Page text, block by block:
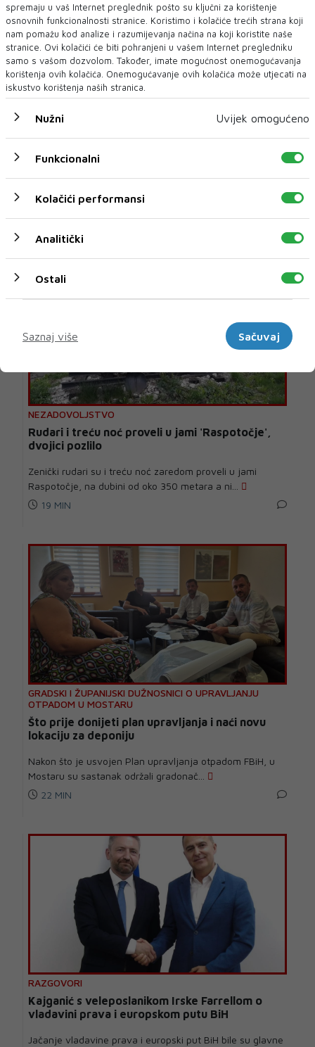
U novom broju pročitajte
BIH
NEZADOVOLJSTVO
Rudari i treću noć proveli u jami 'Raspotočje',
dvojici pozlilo
Zenički rudari su i treću noć zaredom proveli u jami
Raspotočje, na dubini od oko 350 metara a ni...
19 MIN
GRADSKI I ŽUPANIJSKI DUŽNOSNICI O UPRAVLJANJU
OTPADOM U MOSTARU
Što prije donijeti plan upravljanja i naći novu
lokaciju za deponiju
Nakon što je usvojen Plan upravljanja otpadom FBiH, u
Mostaru su sastanak održali gradonač...
22 MIN
RAZGOVORI
Kajganić s veleposlanikom Irske Farrellom o
vladavini prava i europskom putu BiH
Jačanje vladavine prava i europski put BiH bile su glavne
spremaju u vaš Internet preglednik pošto su ključni za korištenje
osnovnih funkcionalnosti stranice. Koristimo i kolačiće trećih strana koji
nam pomažu kod analize i razumijevanja načina na koji koristite naše
stranice. Ovi kolačići će biti pohranjeni u vašem Internet pregledniku
samo s vašom dozvolom. Također, imate mogućnost onemogućavanja
korištenja ovih kolačića. Onemogućavanje ovih kolačića može utjecati na
iskustvo korištenja naših stranica.
Nužni Uvijek omogućeno
Funkcionalni
Kolačići performansi
Analitički
Ostali
Saznaj više
Sačuvaj